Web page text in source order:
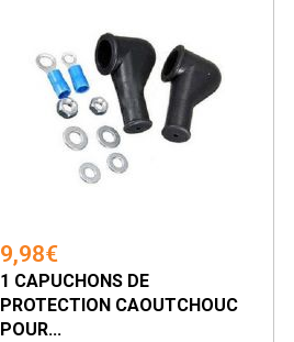
9,98€
1 CAPUCHONS DE
PROTECTION CAOUTCHOUC
POUR...